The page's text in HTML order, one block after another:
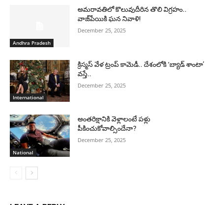
Andhra Pradesh
అమరావతిలో కొలువుదీరిన తొలి విగ్రహం..
వాజ్‌పేయికి ఘన నివాళి!
December 25, 2025
International
క్రిస్మస్ వేళ ట్రంప్ కామెడీ.. దేశంలోకి ‘బ్యాడ్ శాంటా’
వస్తే..
December 25, 2025
National
అంతరిక్షానికి వెళ్లాలంటే పళ్లు
పీకించుకోవాల్సిందేనా?
December 25, 2025